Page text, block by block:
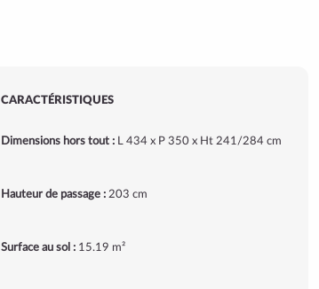
CARACTÉRISTIQUES
Dimensions hors tout :L 434 x P 350 x Ht 241/284 cm
Hauteur de passage : 203 cm
Surface au sol : 15.19 m²